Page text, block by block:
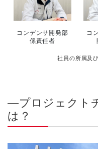
コンデンサ開発部
係責任者
コ
社員の所属及
―プロジェクト
は？